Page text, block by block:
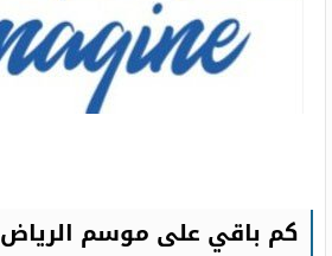
كم باقي على موسم الرياض 2021